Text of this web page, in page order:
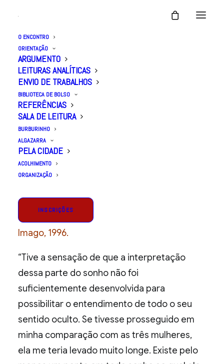
O ENCONTRO
ORIENTAÇÃO
ARGUMENTO
LEITURAS ANALÍTICAS
ENVIO DE TRABALHOS
BIBLIOTECA DE BOLSO
REFERÊNCIAS
SALA DE LEITURA
BURBURINHO
ALGAZARRA
PELA CIDADE
ACOLHIMENTO
ORGANIZAÇÃO
INSCRIÇÕES
FREUD, Sigmund.
Sigmund Freud – Volume 4:
dos sonhos: primeira parte. Rio de Janeiro:
Imago, 1996.
“Tive a sensação de que a interpretação
dessa parte do sonho não foi
suficientemente desenvolvida para
possibilitar o entendimento de todo o seu
sentido oculto. Se tivesse prosseguido em
minha comparação com as três mulheres,
ela me teria levado muito longe. Existe pelo